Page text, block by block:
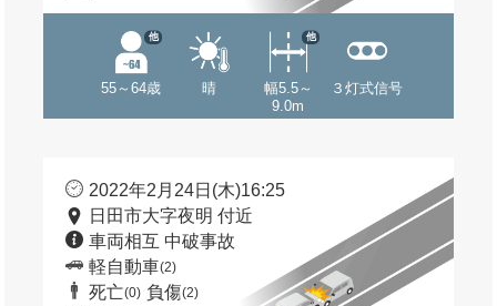
55～64歳
他
晴
幅5.5～
9.0m
他
３灯式信号
2022年2月24日(木)16:25
日田市大字夜明 付近
車両相互 中破事故
軽自動車(2)
死亡(0) 負傷(2)